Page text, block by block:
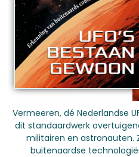
Vermeeren, dé Nederlandse
dit standaardwerk
militairen en astronauten.
buitenaardse